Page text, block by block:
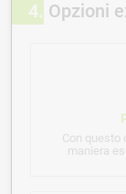
4 Opzioni
Con questo
maniera